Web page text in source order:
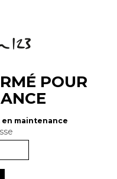
POUR
maintenance